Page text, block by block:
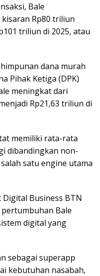
Bale
Rp80 triliun
triliun di 2025, atau
dana murah
Pihak Ketiga (DPK)
meningkat dari
Rp21,63 triliun di
memiliki rata-rata
dibandingkan non-
satu engine utama
Digital Business BTN
Bale
digital yang
sebagai superapp
kebutuhan nasabah,